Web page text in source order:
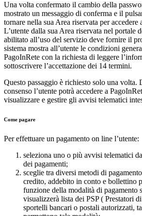
Una volta confermato il cambio della
mostrato un messaggio di conferma e il
tornare nella sua Area riservata per accedere
L’utente dalla sua Area riservata nel portale
abilitato all’uso del servizio deve fornire il
sistema mostra all’utente le condizioni
PagoInRete con la richiesta di leggere
sottoscrivere l’accettazione dei 14 termini.
Questo passaggio è richiesto solo una volta.
consenso l’utente potrà accedere a
visualizzare e gestire gli avvisi telematici
Come pagare
Per effettuare un pagamento on line l’utente:
seleziona uno o più avvisi telematici
dei pagamenti;
sceglie tra diversi metodi di
credito, addebito in conto e bollettino
funzione della modalità di pagamento
visualizzerà lista dei PSP ( Prestatori
sportelli bancari o postali autorizzati,